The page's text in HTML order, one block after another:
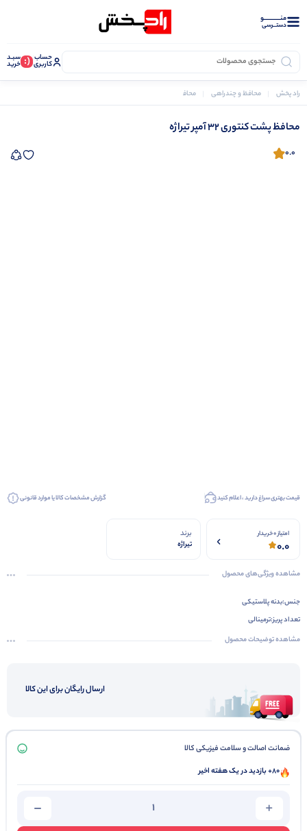
منــــــــــــو
دستــرسی
حساب
کاربری (: سبـد
خرید
راد پخش محافظ و چندراهی محافظ برق
محافظ پشت کنتوری 32 آمپر تیراژه
0.0
قیمت بهتری سراغ دارید ، اعلام کنید گزارش مشخصات کالا یا موارد قانونی
امتیاز 0 خریدار
0.0
برند
تیراژه
مشاهده ویژگی‌های محصول
جنس:بدنه پلاستیکی
تعداد پریز:ترمینالی
زمان تاخیر:5 دقیقه
مشاهده توضیحات محصول
ارسال رایگان برای این کالا
ضمانت اصالت و سلامت فیزیکی کالا
80+ بازدید در یک هفته اخیر